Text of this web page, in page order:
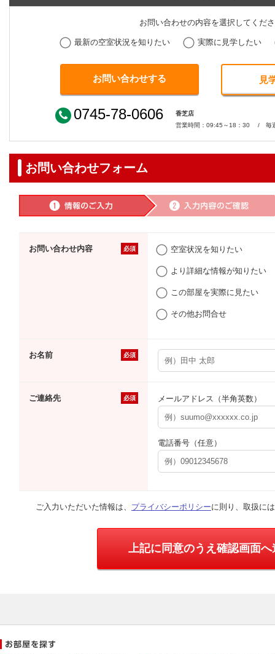
お問い合わせの内容を選択してくだ
最新の空室状況を知りたい 実際に見学したい
見
0745-78-0606
香芝店
営業時間：09:45～18：30 / 毎
お問い合わせフォーム
お問い合わせ内容 必須 空室状況を知りたい
より詳細な情報が知りたい
この部屋を実際に見たい
その他お問合せ
お名前 必須
ご連絡先 必須 メールアドレス（半角英数）
電話番号（任意）
ご入力いただいた情報は、 プライバシーポリシーに則り、取扱に
上記に同意のうえ確認画面へ